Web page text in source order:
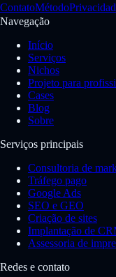
ContatoMétodo
Navegação
Início
Serviços
Nichos
Projeto para
Cases
Blog
Sobre
Serviços principais
Consultoria de
Tráfego pago
Google Ads
SEO e GEO
Criação de sites
Implantação de
Assessoria de
Redes e contato